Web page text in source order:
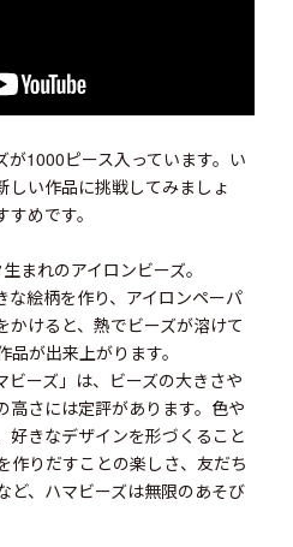
が1000ピース入っています。い
しい作品に挑戦してみましょ
めです。
まれのアイロンビーズ。
な絵柄を作り、アイロンペーパ
かけると、熱でビーズが溶けて
が出来上がります。
ビーズ」は、ビーズの大きさや
高さには定評があります。色や
好きなデザインを形づくること
作りだすことの楽しさ、友だち
ど、ハマビーズは無限のあそび